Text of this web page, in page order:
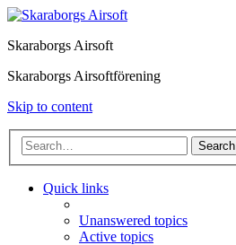
Skaraborgs Airsoft
Skaraborgs Airsoftförening
Skip to content
Search
Quick links
Unanswered topics
Active topics